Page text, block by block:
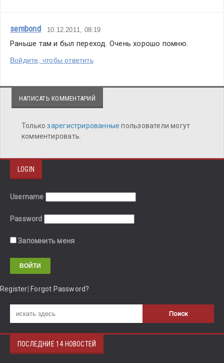
sembond 10.12.2011, 08:19
Раньше там и был переход. Очень хорошо помню.
Войдите, чтобы ответить
НАПИСАТЬ КОММЕНТАРИЙ
Толькозарегистрированныепользователи могут
комментировать.
LOGIN
Username
Password
Запомнить меня
Register Forgot Password?
ПОСЛЕДНИЕ 14 НОВОСТЕЙ